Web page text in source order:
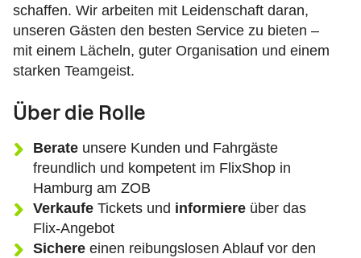
schaffen. Wir arbeiten mit Leidenschaft daran,
unseren Gästen den besten Service zu bieten –
mit einem Lächeln, guter Organisation und einem
starken Teamgeist.
Über die Rolle
Berate unsere Kunden und Fahrgäste
freundlich und kompetent im FlixShop in
Hamburg am ZOB
Verkaufe Tickets und informiere über das
Flix-Angebot
Sichere einen reibungslosen Ablauf vor den